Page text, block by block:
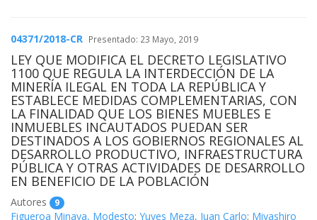
04371/2018-CR Presentado: 23 Mayo, 2019
LEY QUE MODIFICA EL DECRETO LEGISLATIVO
1100 QUE REGULA LA INTERDECCIÓN DE LA
MINERÍA ILEGAL EN TODA LA REPÚBLICA Y
ESTABLECE MEDIDAS COMPLEMENTARIAS, CON
LA FINALIDAD QUE LOS BIENES MUEBLES E
INMUEBLES INCAUTADOS PUEDAN SER
DESTINADOS A LOS GOBIERNOS REGIONALES AL
DESARROLLO PRODUCTIVO, INFRAESTRUCTURA
PÚBLICA Y OTRAS ACTIVIDADES DE DESARROLLO
EN BENEFICIO DE LA POBLACIÓN
Autores 9
Figueroa Minaya, Modesto; Yuyes Meza, Juan Carlo; Miyashiro